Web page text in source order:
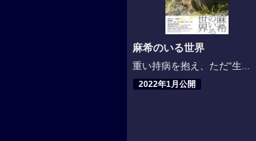
麻希のいる世界
重い持病を抱え、ただ“生...
2022年1月公開